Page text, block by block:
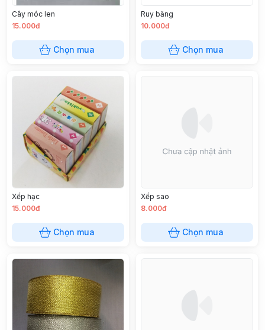
Cây móc len
15.000đ
Chọn mua
Ruy băng
10.000đ
Chọn mua
Xếp hạc
15.000đ
Chọn mua
Xếp sao
8.000đ
Chọn mua